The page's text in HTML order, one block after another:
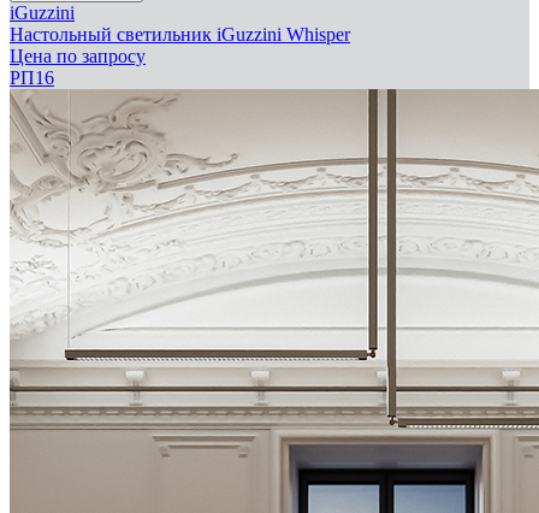
iGuzzini
Настольный светильник iGuzzini Whisper
Цена по запросу
РП16